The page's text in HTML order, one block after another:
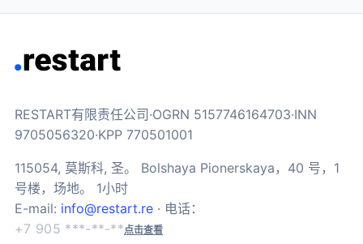
RESTART有限责任公司·OGRN 5157746164703·INN
9705056320·KPP 770501001
115054, 莫斯科, 圣。 Bolshaya Pionerskaya，40 号，1
号楼，场地。 1小时
E-mail: info@restart.re · 电话：
+7 905 ***-**-**点击查看